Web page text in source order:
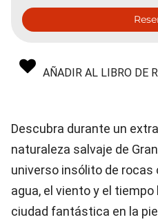
AÑADIR AL LIBRO DE
Descubra durante un
naturaleza salvaje de
universo insólito de rocas
agua, el viento y el
ciudad fantástica en la